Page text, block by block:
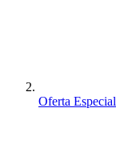
Oferta Especial